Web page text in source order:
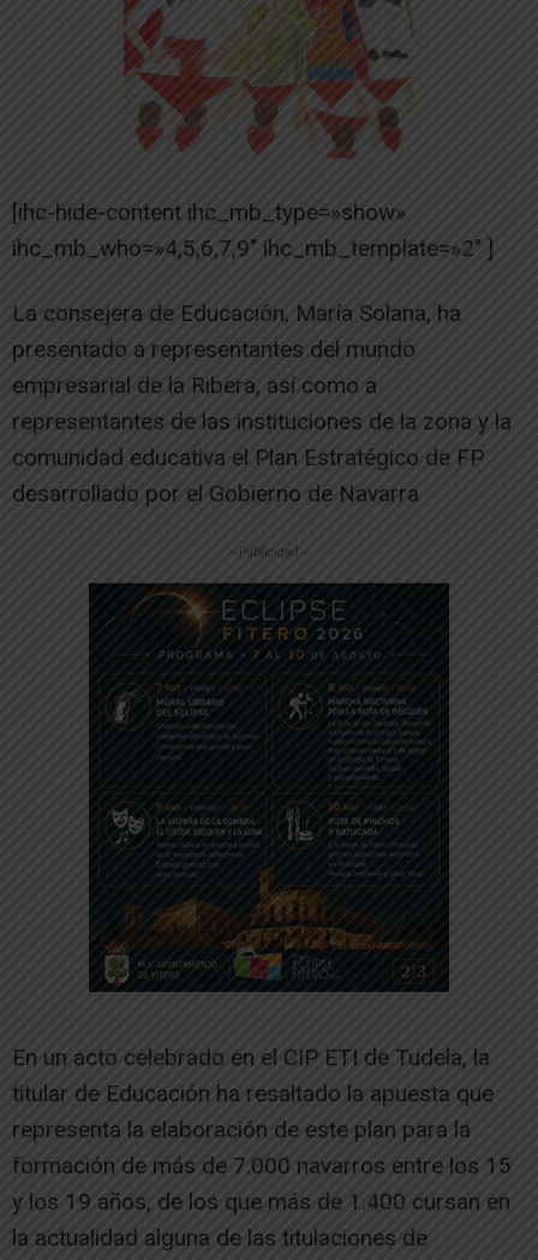
[ihc-hide-content ihc_mb_type=»show»
ihc_mb_who=»4,5,6,7,9″ ihc_mb_template=»2″ ]
La consejera de Educación, María Solana, ha
presentado a representantes del mundo
empresarial de la Ribera, así como a
representantes de las instituciones de la zona y la
comunidad educativa el Plan Estratégico de FP
desarrollado por el Gobierno de Navarra
-- Publicidad --
En un acto celebrado en el CIP ETI de Tudela, la
titular de Educación ha resaltado la apuesta que
representa la elaboración de este plan para la
formación de más de 7.000 navarros entre los 15
y los 19 años, de los que más de 1.400 cursan en
la actualidad alguna de las titulaciones de